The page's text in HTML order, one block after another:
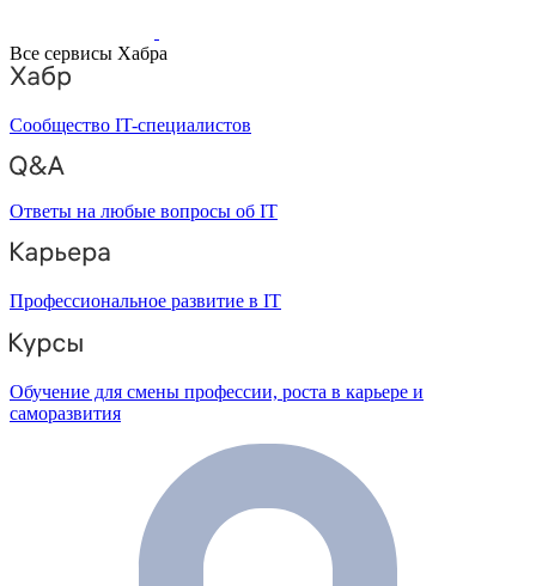
Все сервисы Хабра
Сообщество IT-специалистов
Ответы на любые вопросы об IT
Профессиональное развитие в IT
Обучение для смены профессии, роста в карьере и
саморазвития